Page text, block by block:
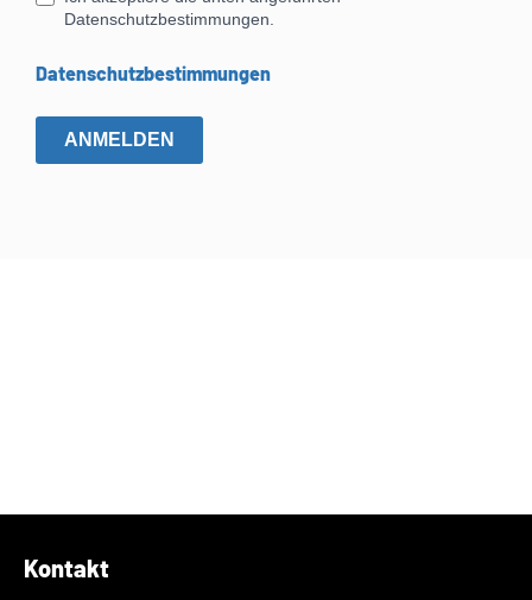
Datenschutzbestimmungen.
Datenschutzbestimmungen
ANMELDEN
Kontakt